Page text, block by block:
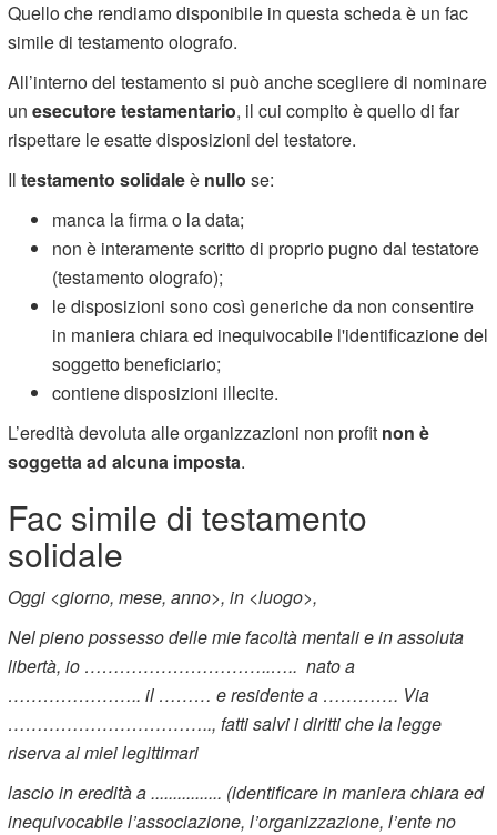
Quello che rendiamo disponibile in questa scheda è un fac
simile di testamento olografo.
All’interno del testamento si può anche scegliere di nominare
unesecutore testamentario, il cui compito è quello di far
rispettare le esatte disposizioni del testatore.
Iltestamento solidaleè nullo se:
manca la firma o la data;
non è interamente scritto di proprio pugno dal testatore
(testamento olografo);
le disposizioni sono così generiche da non consentire
in maniera chiara ed inequivocabile l'identificazione del
soggetto beneficiario;
contiene disposizioni illecite.
L’eredità devoluta alle organizzazioni non profit non è
soggetta ad alcuna imposta.
Fac simile di testamento
solidale
Oggi <giorno, mese, anno>, in <luogo>,
Nel pieno possesso delle mie facoltà mentali e in assoluta
libertà, io …………………………..….. nato a
………………….. il ……… e residente a …………. Via
…………………………….., fatti salvi i diritti che la legge
riserva ai miei legittimari
lascio in eredità a ................ (identificare in maniera chiara ed
inequivocabile l’associazione, l’organizzazione, l’ente no